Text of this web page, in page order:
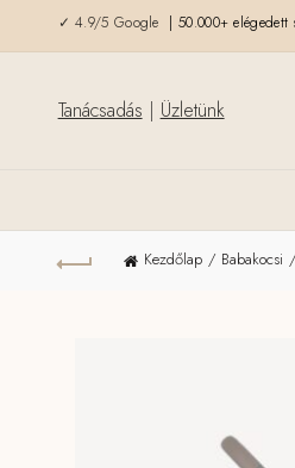
✓ 4.9/5 Google | 50.000+ elégedett
Tanácsadás | Üzletünk
Kezdőlap Babakocsi